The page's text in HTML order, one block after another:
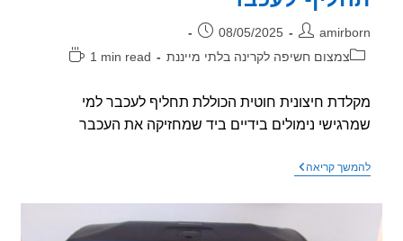
פורסם:
08/05/2025
צמצום חשיפה לקרינה בלתי מייננת
זמן
1 min read
חיצונית חוטית הכוללת תחליף לעכבר למי
נימולים בידיים ביד שמחזיקה את העכבר
קריאהמקלדת